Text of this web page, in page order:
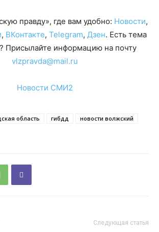
правду», где вам удобно: Новости,
, ВКонтакте, Telegram, Дзен. Есть тема
Присылайте информацию на почту
vlzpravda@mail.ru
Новости СМИ2
область гибдд
новости волжский
Следующая статья